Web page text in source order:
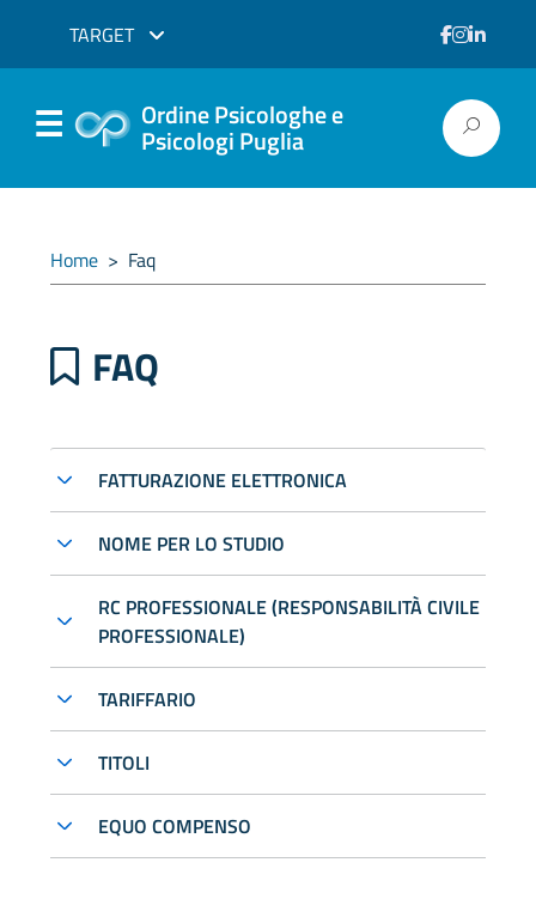
TARGET
Ordine Psicologhe e
Psicologi Puglia
Home > Faq
FAQ
FATTURAZIONE ELETTRONICA
NOME PER LO STUDIO
RC PROFESSIONALE (RESPONSABILITÀ CIVILE
PROFESSIONALE)
TARIFFARIO
TITOLI
EQUO COMPENSO